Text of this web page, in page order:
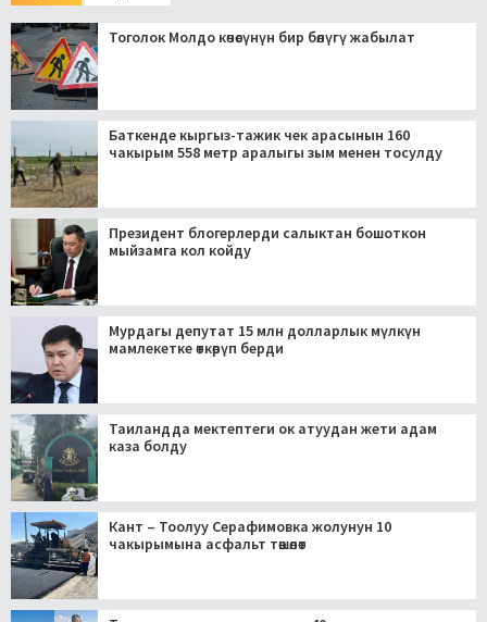
Тоголок Молдо көчөсүнүн бир бөлүгү жабылат
Баткенде кыргыз-тажик чек арасынын 160
чакырым 558 метр аралыгы зым менен тосулду
Президент блогерлерди салыктан бошоткон
мыйзамга кол койду
Мурдагы депутат 15 млн долларлык мүлкүн
мамлекетке өткөрүп берди
Таиландда мектептеги ок атуудан жети адам
каза болду
Кант – Тоолуу Серафимовка жолунун 10
чакырымына асфальт төшөлөт